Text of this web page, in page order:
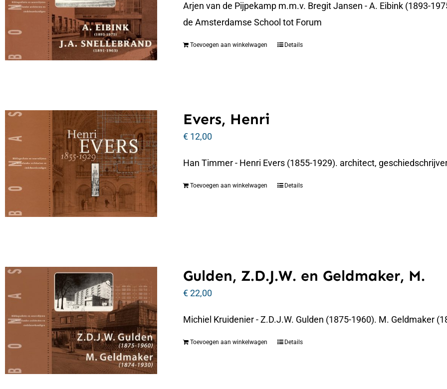
Arjen van de Pijpekamp m.m.v. Bregit Jansen - A. Eibink (1893-
de Amsterdamse School tot Forum
Toevoegen aan winkelwagen Details
Evers, Henri
€ 12,00
Han Timmer - Henri Evers (1855-1929). architect,
Toevoegen aan winkelwagen Details
Gulden, Z.D.J.W. en Geldmaker, M.
€22,00
Michiel Kruidenier - Z.D.J.W. Gulden (1875-1960). M. Geldmaker
Toevoegen aan winkelwagen Details